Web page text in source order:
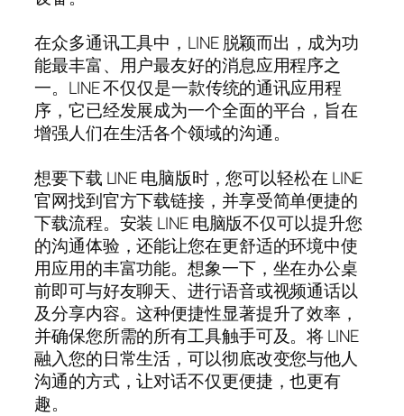
在众多通讯工具中，LINE 脱颖而出，成为功
能最丰富、用户最友好的消息应用程序之
一。LINE 不仅仅是一款传统的通讯应用程
序，它已经发展成为一个全面的平台，旨在
增强人们在生活各个领域的沟通。
想要下载 LINE 电脑版时，您可以轻松在 LINE
官网找到官方下载链接，并享受简单便捷的
下载流程。安装 LINE 电脑版不仅可以提升您
的沟通体验，还能让您在更舒适的环境中使
用应用的丰富功能。想象一下，坐在办公桌
前即可与好友聊天、进行语音或视频通话以
及分享内容。这种便捷性显著提升了效率，
并确保您所需的所有工具触手可及。将 LINE
融入您的日常生活，可以彻底改变您与他人
沟通的方式，让对话不仅更便捷，也更有
趣。